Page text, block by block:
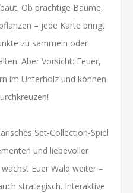
Ob prächtige Bäume,
– jede Karte bringt
zu sammeln oder
Aber Vorsicht: Feuer,
im Unterholz und können
Set-Collection-Spiel
und liebevoller
Euer Wald weiter –
strategisch. Interaktive